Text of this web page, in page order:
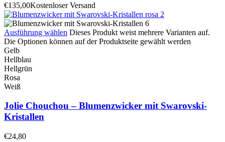
€135,00Kostenloser Versand
Ausführung wählen Dieses Produkt weist mehrere Varianten auf.
Die Optionen können auf der Produktseite gewählt werden
Gelb
Hellblau
Hellgrün
Rosa
Weiß
Jolie Chouchou – Blumenzwicker mit Swarovski-
Kristallen
€24,80